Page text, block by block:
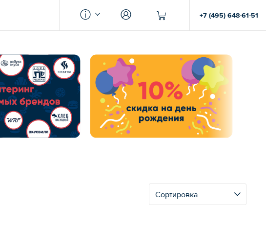
+7 (495) 648-61-51
Сортировка